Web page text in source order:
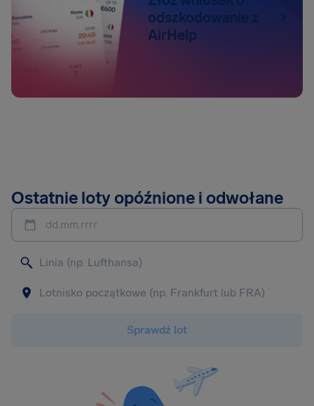
odszkodowanie z
AirHelp
Ostatnie loty opóźnione i odwołane
dd.mm.rrrr
Sprawdź lot